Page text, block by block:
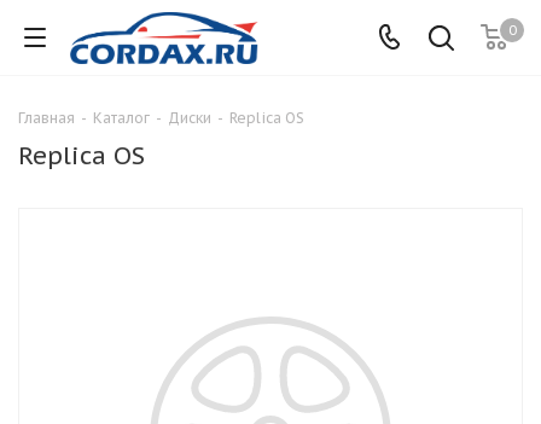
0
Главная - Каталог - Диски - Replica OS
Replica OS